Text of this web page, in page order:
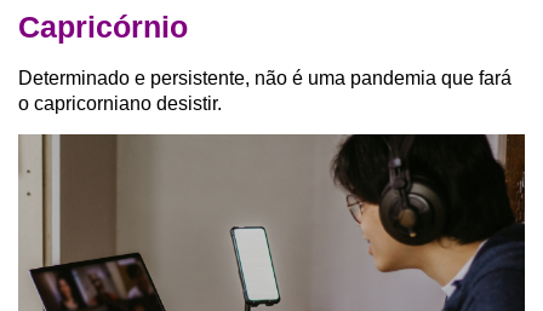
Capricórnio
Determinado e persistente, não é uma pandemia que fará
o capricorniano desistir.